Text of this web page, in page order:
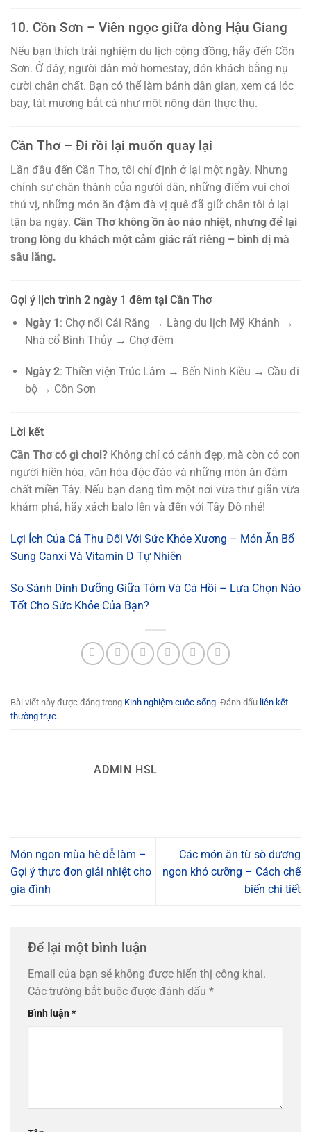
10. Cồn Sơn – Viên ngọc giữa dòng Hậu Giang
Nếu bạn thích trải nghiệm du lịch cộng đồng, hãy đến Cồn
Sơn. Ở đây, người dân mở homestay, đón khách bằng nụ
cười chân chất. Bạn có thể làm bánh dân gian, xem cá lóc
bay, tát mương bắt cá như một nông dân thực thụ.
Cần Thơ – Đi rồi lại muốn quay lại
Lần đầu đến Cần Thơ, tôi chỉ định ở lại một ngày. Nhưng
chính sự chân thành của người dân, những điểm vui chơi
thú vị, những món ăn đậm đà vị quê đã giữ chân tôi ở lại
tận ba ngày. Cần Thơ không ồn ào náo nhiệt, nhưng để lại
trong lòng du khách một cảm giác rất riêng – bình dị mà
sâu lắng.
Gợi ý lịch trình 2 ngày 1 đêm tại Cần Thơ
Ngày 1: Chợ nổi Cái Răng → Làng du lịch Mỹ Khánh →
Nhà cổ Bình Thủy → Chợ đêm
Ngày 2: Thiền viện Trúc Lâm → Bến Ninh Kiều → Cầu đi
bộ → Cồn Sơn
Lời kết
Cần Thơ có gì chơi? Không chỉ có cảnh đẹp, mà còn có con
người hiền hòa, văn hóa độc đáo và những món ăn đậm
chất miền Tây. Nếu bạn đang tìm một nơi vừa thư giãn vừa
khám phá, hãy xách balo lên và đến với Tây Đô nhé!
Lợi Ích Của Cá Thu Đối Với Sức Khỏe Xương – Món Ăn Bổ
Sung Canxi Và Vitamin D Tự Nhiên
So Sánh Dinh Dưỡng Giữa Tôm Và Cá Hồi – Lựa Chọn Nào
Tốt Cho Sức Khỏe Của Bạn?
Bài viết này được đăng trong Kinh nghiệm cuộc sống. Đánh dấu liên kết
thường trực.
ADMIN HSL
Món ngon mùa hè dễ làm –
Gợi ý thực đơn giải nhiệt cho
gia đình
Các món ăn từ sò dương
ngon khó cưỡng – Cách chế
biến chi tiết
Để lại một bình luận
Email của bạn sẽ không được hiển thị công khai.
Các trường bắt buộc được đánh dấu *
Bình luận*